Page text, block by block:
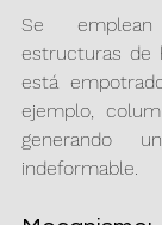
Se
estructuras de
está
ejemplo,
generando
indeformable.